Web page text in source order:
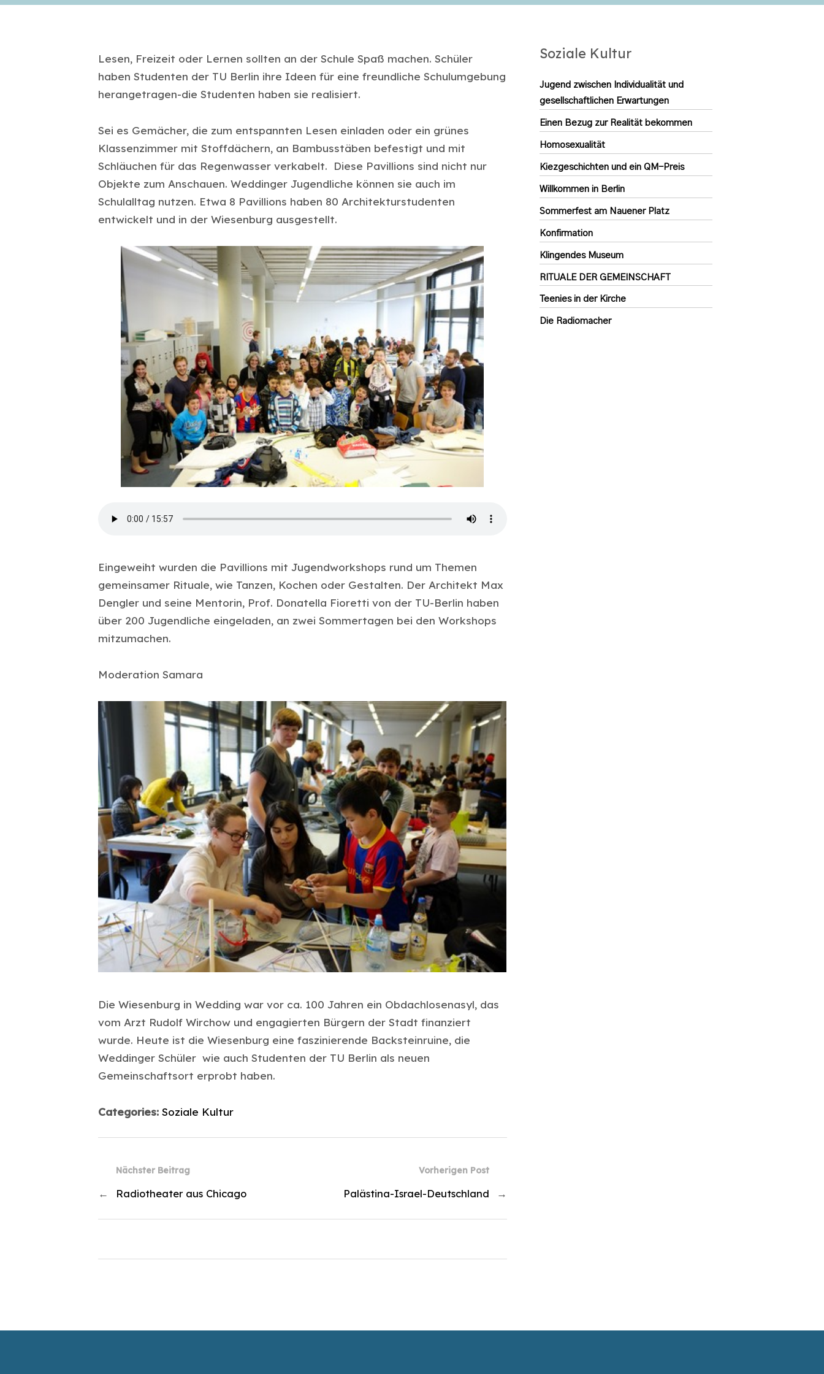
Lesen, Freizeit oder Lernen sollten an der Schule Spaß machen. Schüler
haben Studenten der TU Berlin ihre Ideen für eine freundliche Schulumgebung
herangetragen-die Studenten haben sie realisiert.
Sei es Gemächer, die zum entspannten Lesen einladen oder ein grünes
Klassenzimmer mit Stoffdächern, an Bambusstäben befestigt und mit
Schläuchen für das Regenwasser verkabelt. Diese Pavillions sind nicht nur
Objekte zum Anschauen. Weddinger Jugendliche können sie auch im
Schulalltag nutzen. Etwa 8 Pavillions haben 80 Architekturstudenten
entwickelt und in der Wiesenburg ausgestellt.
Eingeweiht wurden die Pavillions mit Jugendworkshops rund um Themen
gemeinsamer Rituale, wie Tanzen, Kochen oder Gestalten. Der Architekt Max
Dengler und seine Mentorin, Prof. Donatella Fioretti von der TU-Berlin haben
über 200 Jugendliche eingeladen, an zwei Sommertagen bei den Workshops
mitzumachen.
Moderation Samara
Die Wiesenburg in Wedding war vor ca. 100 Jahren ein Obdachlosenasyl, das
vom Arzt Rudolf Wirchow und engagierten Bürgern der Stadt finanziert
wurde. Heute ist die Wiesenburg eine faszinierende Backsteinruine, die
Weddinger Schüler wie auch Studenten der TU Berlin als neuen
Gemeinschaftsort erprobt haben.
Categories: Soziale Kultur
Vorherigen Post
Palästina-Israel-Deutschland →
Nächster Beitrag
← Radiotheater aus Chicago
Soziale Kultur
Jugend zwischen Individualität und
gesellschaftlichen Erwartungen
Einen Bezug zur Realität bekommen
Homosexualität
Kiezgeschichten und ein QM-Preis
Willkommen in Berlin
Sommerfest am Nauener Platz
Konfirmation
Klingendes Museum
RITUALE DER GEMEINSCHAFT
Teenies in der Kirche
Die Radiomacher